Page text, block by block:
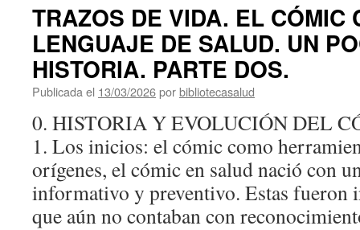
TRAZOS DE VIDA. EL CÓMIC
LENGUAJE DE SALUD. UN
HISTORIA. PARTE DOS.
Publicada el 13/03/2026porbibliotecasalud
0. HISTORIA Y EVOLUCIÓN DEL
1. Los inicios: el cómic como
orígenes, el cómic en salud nació con
informativo y preventivo. Estas fueron
que aún no contaban con